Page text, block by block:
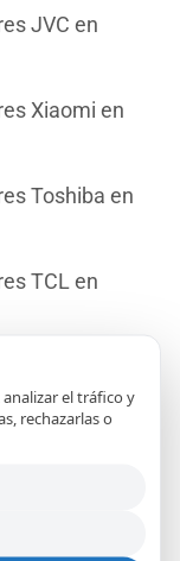
JVC en
Xiaomi en
Toshiba en
TCL en
Selecline en
TD
OK en
el tráfico y
rechazarlas o